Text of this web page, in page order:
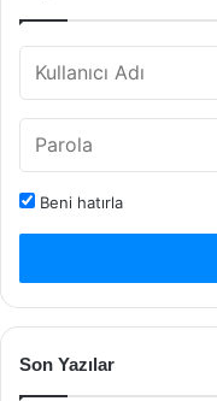
Beni hatırla
Son Yazılar